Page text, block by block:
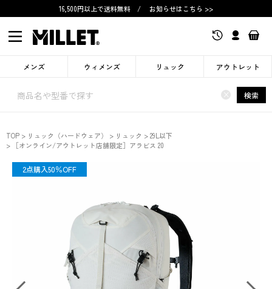
16,500円以上で送料無料 / お知らせはこちら >>
メンズ ウィメンズ リュック アウトレット
× 検索
TOP リュック（ハードウェア） リュック
29L以下
［オンライン/アウトレット店舗限定］アラビス 20
限定
2点購入50％OFF